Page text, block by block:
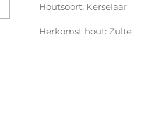
Houtsoort: Kerselaar
Herkomst hout: Zulte